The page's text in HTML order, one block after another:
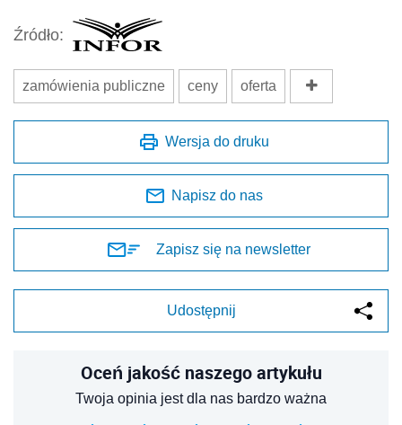
Źródło:
zamówienia publiczne ceny oferta
Wersja do druku
Napisz do nas
Zapisz się na newsletter
Udostępnij
Oceń jakość naszego artykułu
Twoja opinia jest dla nas bardzo ważna